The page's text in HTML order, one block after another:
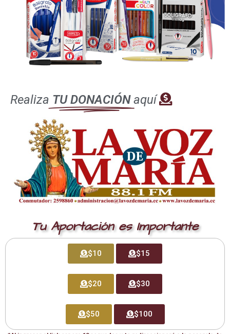
SOLEMNIDADES
Corpus Christi – 16 de junio
1 de junio de 2022 Patricia
“La santa Eucaristía es la continuación de la
Eucaristía nos da la alegría de tener una navidad
cada día. Cuando nosotros venimos al santísimo
Sacramento es como si viniéramos a Belén, un
nombre que significa la casa del pan”.
Santa Madre Teresa de Calcuta
Leer más
Realiza TU DONACIÓN aquí
Tu Aportación es Importante
$10 $15
$20 $30
$50 $100